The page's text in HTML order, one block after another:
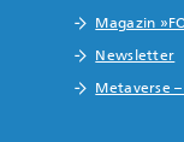
Magazin
Newsletter
Metaverse